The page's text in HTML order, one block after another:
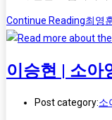
Continue Reading최영
이승현 | 소아
Post category:소